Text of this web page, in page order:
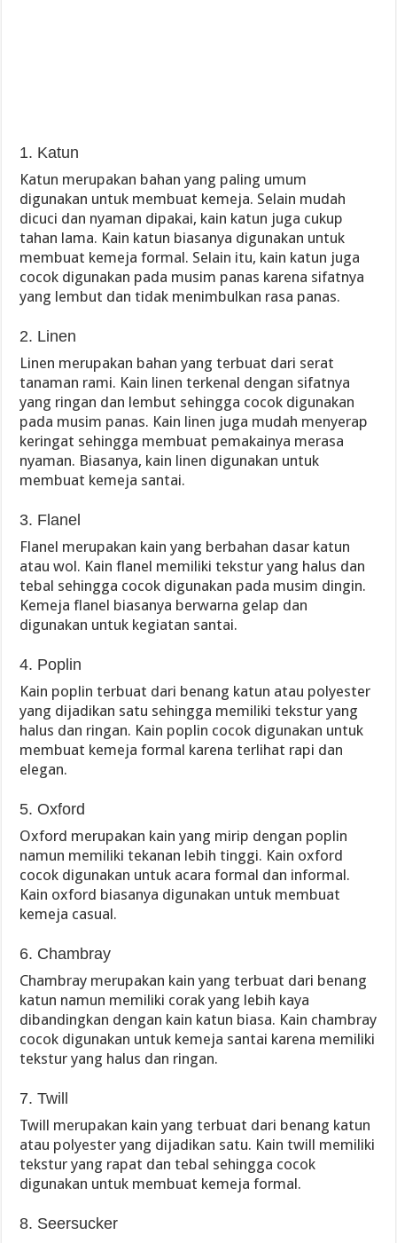
1. Katun
Katun merupakan bahan yang paling umum
digunakan untuk membuat kemeja. Selain mudah
dicuci dan nyaman dipakai, kain katun juga cukup
tahan lama. Kain katun biasanya digunakan untuk
membuat kemeja formal. Selain itu, kain katun juga
cocok digunakan pada musim panas karena sifatnya
yang lembut dan tidak menimbulkan rasa panas.
2. Linen
Linen merupakan bahan yang terbuat dari serat
tanaman rami. Kain linen terkenal dengan sifatnya
yang ringan dan lembut sehingga cocok digunakan
pada musim panas. Kain linen juga mudah menyerap
keringat sehingga membuat pemakainya merasa
nyaman. Biasanya, kain linen digunakan untuk
membuat kemeja santai.
3. Flanel
Flanel merupakan kain yang berbahan dasar katun
atau wol. Kain flanel memiliki tekstur yang halus dan
tebal sehingga cocok digunakan pada musim dingin.
Kemeja flanel biasanya berwarna gelap dan
digunakan untuk kegiatan santai.
4. Poplin
Kain poplin terbuat dari benang katun atau polyester
yang dijadikan satu sehingga memiliki tekstur yang
halus dan ringan. Kain poplin cocok digunakan untuk
membuat kemeja formal karena terlihat rapi dan
elegan.
5. Oxford
Oxford merupakan kain yang mirip dengan poplin
namun memiliki tekanan lebih tinggi. Kain oxford
cocok digunakan untuk acara formal dan informal.
Kain oxford biasanya digunakan untuk membuat
kemeja casual.
6. Chambray
Chambray merupakan kain yang terbuat dari benang
katun namun memiliki corak yang lebih kaya
dibandingkan dengan kain katun biasa. Kain chambray
cocok digunakan untuk kemeja santai karena memiliki
tekstur yang halus dan ringan.
7. Twill
Twill merupakan kain yang terbuat dari benang katun
atau polyester yang dijadikan satu. Kain twill memiliki
tekstur yang rapat dan tebal sehingga cocok
digunakan untuk membuat kemeja formal.
8. Seersucker